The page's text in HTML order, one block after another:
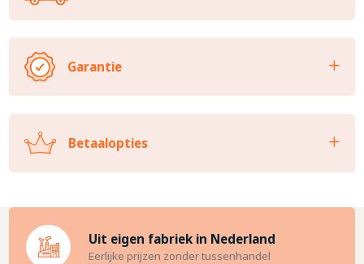
Garantie
Betaalopties
Uit eigen fabriek in Nederland
Eerlijke prijzen zonder tussenhandel